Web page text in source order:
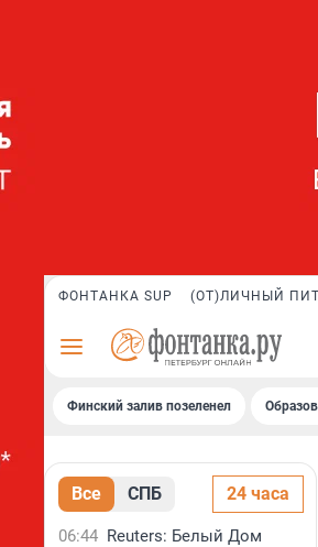
ФОНТАНКА SUP (ОТ)ЛИЧНЫЙ
Финский залив позеленел
Все СПБ 24 часа
06:44 Reuters: Белый Дом